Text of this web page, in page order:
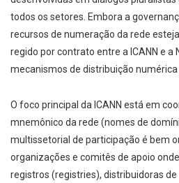
todos os setores. Embora a
recursos de numeração da rede
regido por contrato entre a ICANN e a
mecanismos de distribuição numérica
O foco principal da ICANN está em
mnemônico da rede (nomes de
multissetorial de participação é bem
organizações e comitês de apoio
registros (registries), distribuidoras